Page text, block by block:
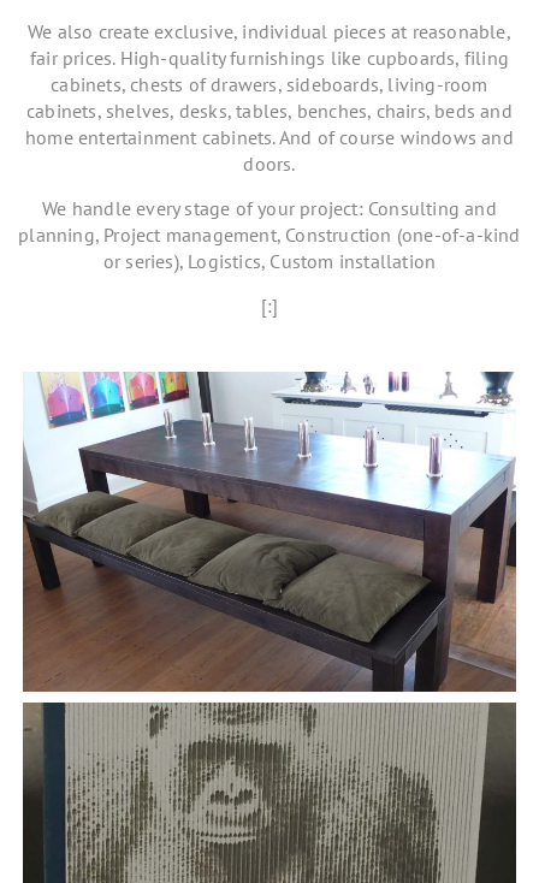
We also create exclusive, individual pieces at reasonable,
fair prices. High-quality furnishings like cupboards, filing
cabinets, chests of drawers, sideboards, living-room
cabinets, shelves, desks, tables, benches, chairs, beds and
home entertainment cabinets. And of course windows and
doors.
We handle every stage of your project: Consulting and
planning, Project management, Construction (one-of-a-kind
or series), Logistics, Custom installation
[:]